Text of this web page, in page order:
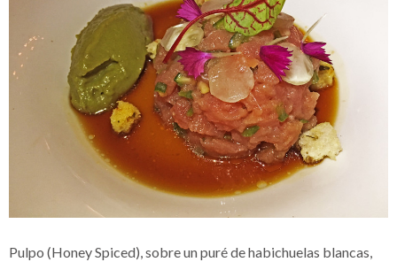
Pulpo (Honey Spiced), sobre un puré de habichuelas blancas,